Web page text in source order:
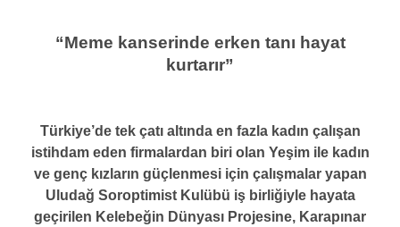
“Meme kanserinde erken tanı hayat
kurtarır”
Türkiye’de tek çatı altında en fazla kadın çalışan
istihdam eden firmalardan biri olan Yeşim ile kadın
ve genç kızların güçlenmesi için çalışmalar yapan
Uludağ Soroptimist Kulübü iş birliğiyle hayata
geçirilen Kelebeğin Dünyası Projesine, Karapınar